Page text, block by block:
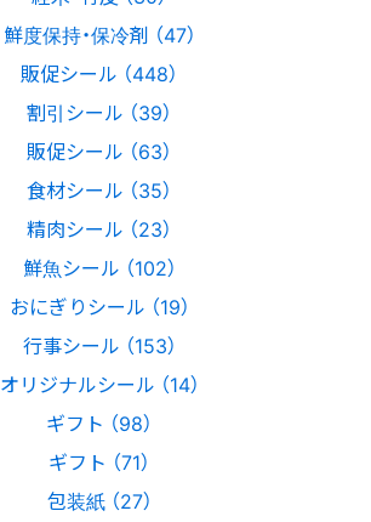
鮮度保持・保冷剤 （47）
販促シール （448）
割引シール （39）
販促シール （63）
食材シール （35）
精肉シール （23）
鮮魚シール （102）
おにぎりシール （19）
行事シール （153）
オリジナルシール （14）
ギフト （98）
ギフト （71）
包装紙 （27）